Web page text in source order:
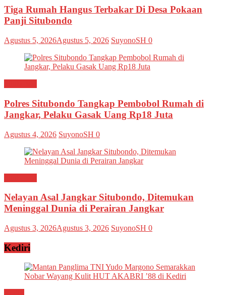
Tiga Rumah Hangus Terbakar Di Desa Pokaan
Panji Situbondo
Agustus 5, 2026Agustus 5, 2026 SuyonoSH 0
Polres Situbondo Tangkap Pembobol Rumah di
Jangkar, Pelaku Gasak Uang Rp18 Juta
Agustus 4, 2026 SuyonoSH 0
Nelayan Asal Jangkar Situbondo, Ditemukan
Meninggal Dunia di Perairan Jangkar
Agustus 3, 2026Agustus 3, 2026 SuyonoSH 0
Kediri